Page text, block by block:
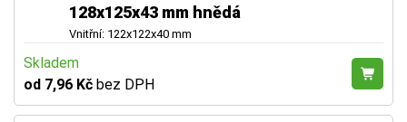
128x125x43 mm hnědá
Vnitřní: 122x122x40 mm
Skladem
od 7,96 Kč bez DPH